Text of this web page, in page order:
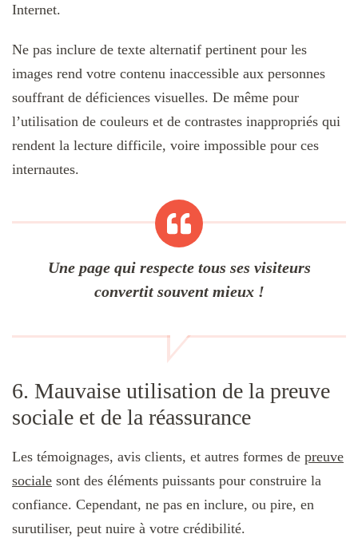
Internet.
Ne pas inclure de texte alternatif pertinent pour les
images rend votre contenu inaccessible aux personnes
souffrant de déficiences visuelles. De même pour
l’utilisation de couleurs et de contrastes inappropriés qui
rendent la lecture difficile, voire impossible pour ces
internautes.
Une page qui respecte tous ses visiteurs
convertit souvent mieux !
6. Mauvaise utilisation de la preuve
sociale et de la réassurance
Les témoignages, avis clients, et autres formes de preuve
sociale sont des éléments puissants pour construire la
confiance. Cependant, ne pas en inclure, ou pire, en
surutiliser, peut nuire à votre crédibilité.